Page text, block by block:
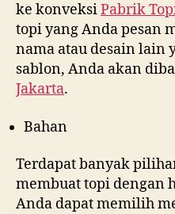
ke konveksiPabrik
topi yang Anda pesan
nama atau desain lain
sablon, Anda akan
Jakarta.
Bahan
Terdapat banyak
membuat topi dengan
Anda dapat memilih